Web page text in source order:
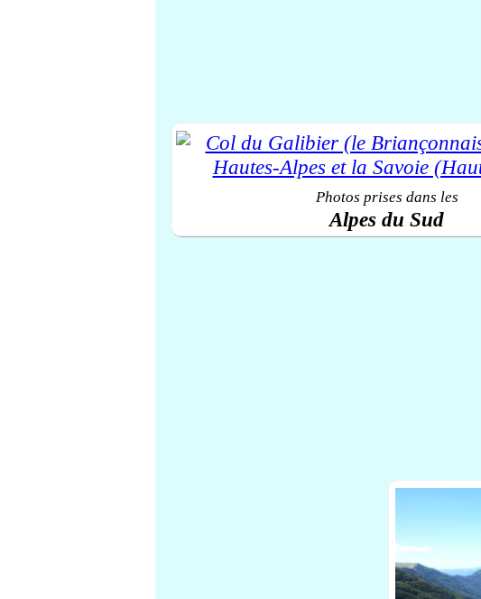
Photos prises dans les
Alpes du Sud